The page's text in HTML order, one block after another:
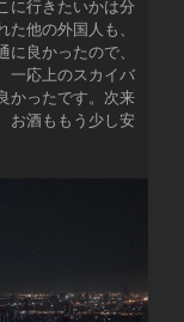
に行きたいかは分
他の外国人も、
良かったので、
一応上のスカイバ
かったです。次来
お酒ももう少し安